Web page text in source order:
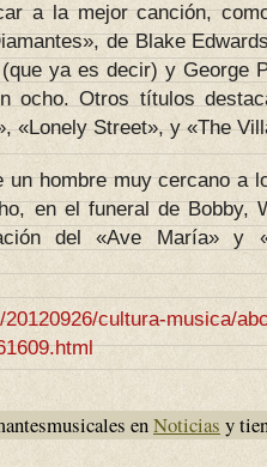
a la mejor canción,
de Blake
ya es decir) y George
ocho. Otros títulos
«Lonely Street», y «The
un hombre muy cercano a
en el funeral de Bobby,
del «Ave María» y
cultura-musica/
enNoticias y